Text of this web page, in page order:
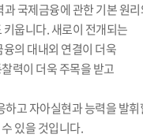
국제금융에 관한 기본 원
웁니다. 새로이 전개되는
의 대내외 연결이 더욱
력이 더욱 주목을 받고
하고 자아실현과 능력을 발
있을 것입니다.